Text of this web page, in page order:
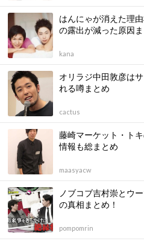
はんにゃが消えた理
の露出が減った原因
kana
オリラジ中田敦彦は
れる噂まとめ
cactus
藤崎マーケット・ト
情報も総まとめ
maasyacw
ノブコブ吉村崇とウ
の真相まとめ！
pompomrin